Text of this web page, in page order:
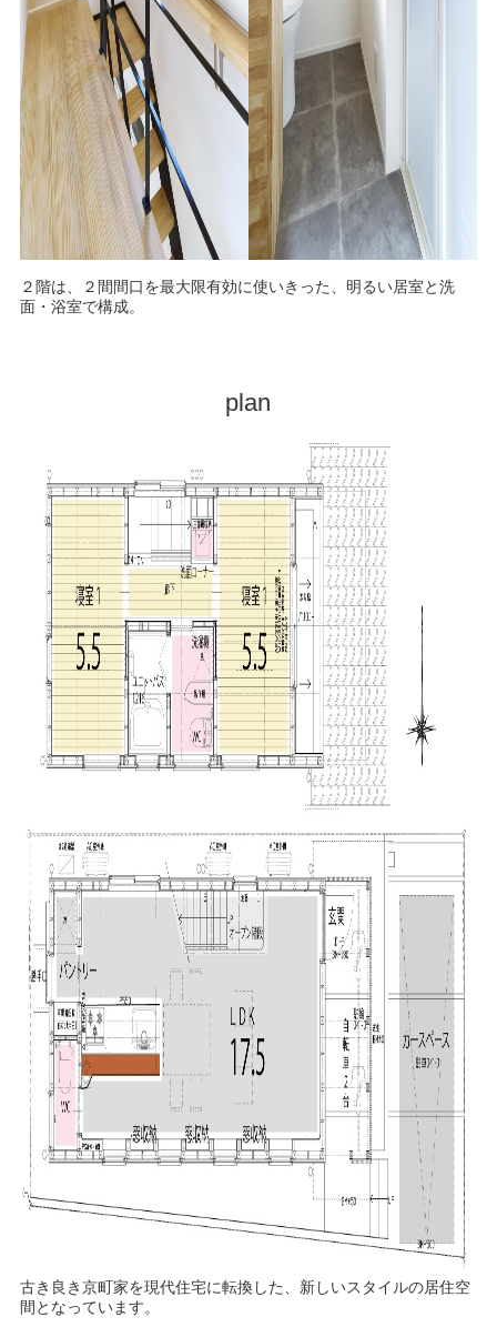
２階は、２間間口を最大限有効に使いきった、明るい居室と洗
面・浴室で構成。
plan
古き良き京町家を現代住宅に転換した、新しいスタイルの居住空
間となっています。